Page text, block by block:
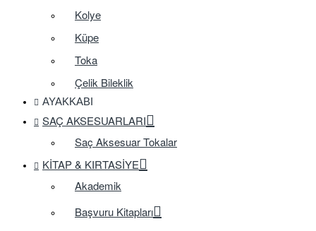
Kolye
Küpe
Toka
Çelik Bileklik
AYAKKABI
SAÇ AKSESUARLARI
Saç Aksesuar Tokalar
KITAP & KIRTASIYE
Akademik
Başvuru Kitapları